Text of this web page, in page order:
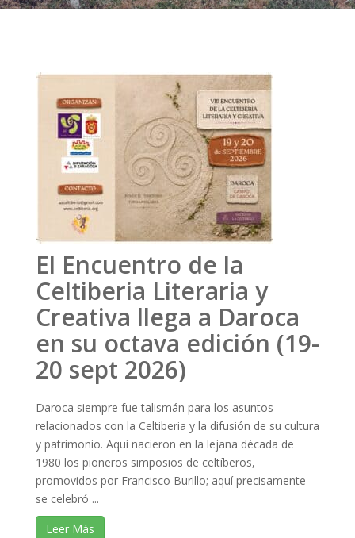
El Encuentro de la
Celtiberia Literaria y
Creativa llega a Daroca
en su octava edición (19-
20 sept 2026)
Daroca siempre fue talismán para los asuntos
relacionados con la Celtiberia y la difusión de su cultura
y patrimonio. Aquí nacieron en la lejana década de
1980 los pioneros simposios de celtíberos,
promovidos por Francisco Burillo; aquí precisamente
se celebró ...
Leer Más